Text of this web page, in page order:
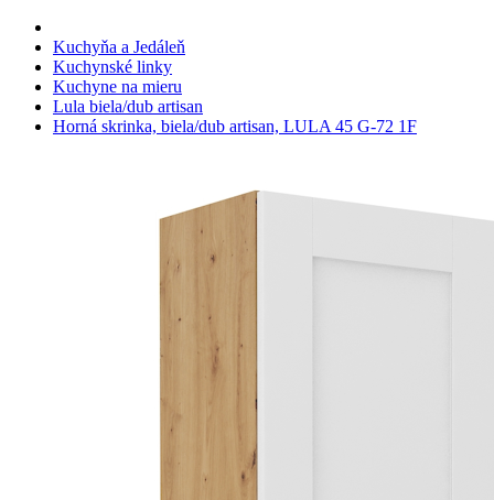
Kuchyňa a Jedáleň
Kuchynské linky
Kuchyne na mieru
Lula biela/dub artisan
Horná skrinka, biela/dub artisan, LULA 45 G-72 1F